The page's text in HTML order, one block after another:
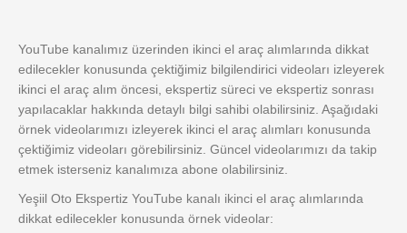
YouTube kanalımız üzerinden ikinci el araç alımlarında dikkat
edilecekler konusunda çektiğimiz bilgilendirici videoları izleyerek
ikinci el araç alım öncesi, ekspertiz süreci ve ekspertiz sonrası
yapılacaklar hakkında detaylı bilgi sahibi olabilirsiniz. Aşağıdaki
örnek videolarımızı izleyerek ikinci el araç alımları konusunda
çektiğimiz videoları görebilirsiniz. Güncel videolarımızı da takip
etmek isterseniz kanalımıza abone olabilirsiniz.
Yeşiil Oto Ekspertiz YouTube kanalı ikinci el araç alımlarında
dikkat edilecekler konusunda örnek videolar: